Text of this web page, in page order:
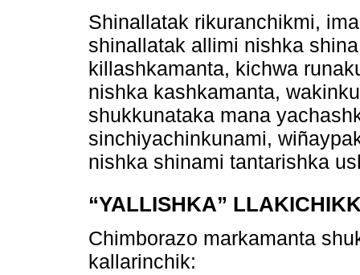
Shinallatak rikuranchikmi,
shinallatak allimi nishka
killashkamanta, kichwa
nishka kashkamanta,
shukkunataka mana
sinchiyachinkunami,
nishka shinami tantarishka
“YALLISHKA”
Chimborazo markamanta
kallarinchik: